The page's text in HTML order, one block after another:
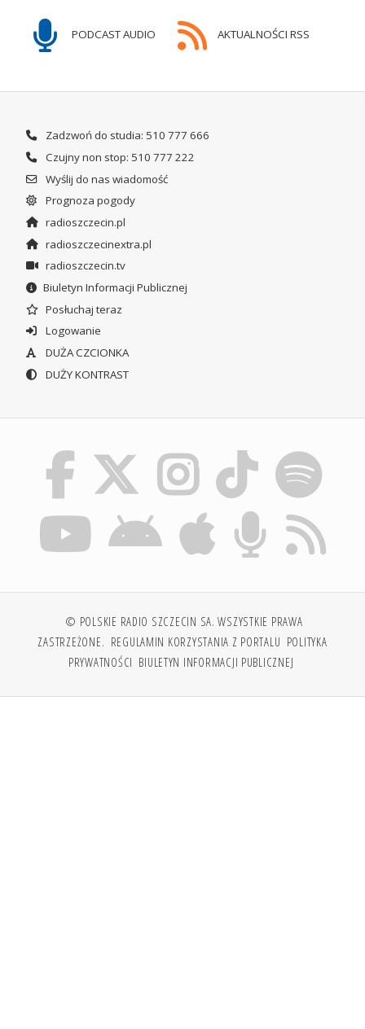
PODCAST AUDIO AKTUALNOŚCI RSS
Zadzwoń do studia: 510 777 666
Czujny non stop: 510 777 222
Wyślij do nas wiadomość
Prognoza pogody
radioszczecin.pl
radioszczecinextra.pl
radioszczecin.tv
Biuletyn Informacji Publicznej
Posłuchaj teraz
Logowanie
DUŻA CZCIONKA
DUŻY KONTRAST
© POLSKIE RADIO SZCZECIN SA. WSZYSTKIE PRAWA
ZASTRZEŻONE. REGULAMIN KORZYSTANIA Z PORTALU POLITYKA
PRYWATNOŚCI BIULETYN INFORMACJI PUBLICZNEJ